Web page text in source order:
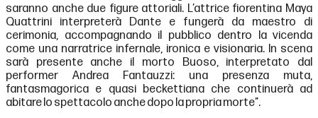
saranno anche due figure attoriali. L’attrice fiorentina Maya
Quattrini interpreterà Dante e fungerà da maestro di
cerimonia, accompagnando il pubblico dentro la vicenda
come una narratrice infernale, ironica e visionaria. In scena
sarà presente anche il morto Buoso, interpretato dal
performer Andrea Fantauzzi: una presenza muta,
fantasmagorica e quasi beckettiana che continuerà ad
abitare lo spettacolo anche dopo la propria morte”.